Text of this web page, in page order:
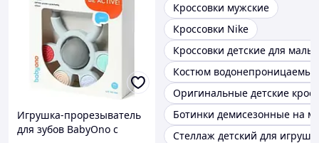
Игрушка-прорезыватель
для зубов BabyOno с
Кроссовки мужские
Кроссовки Nike
Кроссовки детские для
Костюм водонепроницаемый
Оригинальные детские
Ботинки демисезонные на
Стеллаж детский для